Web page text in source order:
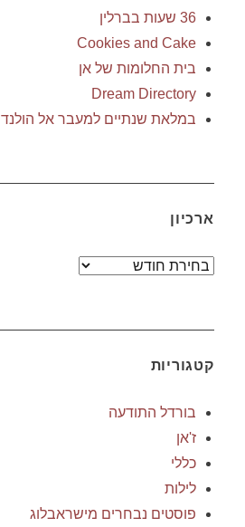
36 שעות בברלין
Cookies and Cake
בית החלומות של אן
Dream Directory
במלאת שנתיים למעבר אל הולנד
ארכיון
ארכיון
קטגוריות
בורדל התודעה
ז'אן
כללי
לילות
פוסטים נבחרים מישראבלוג